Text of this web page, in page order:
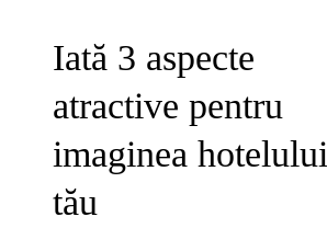
Iată 3 aspecte
atractive pentru
imaginea hotelului
tău